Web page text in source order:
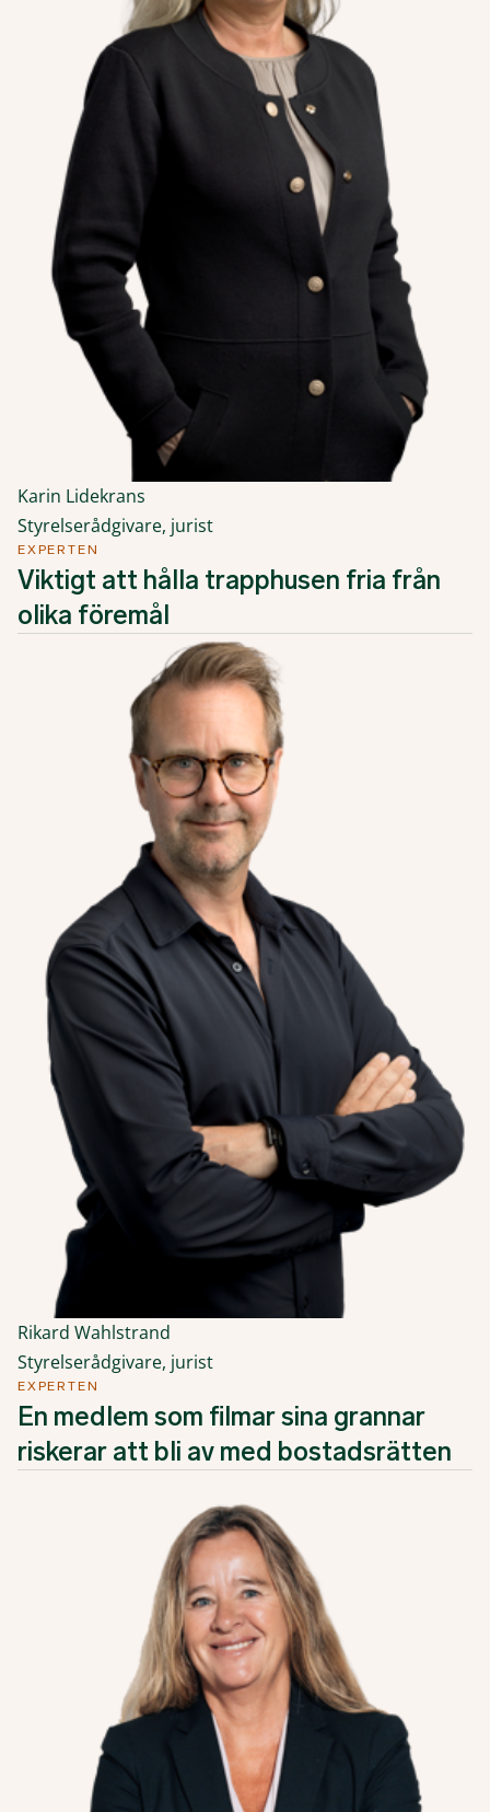
Karin Lidekrans
Styrelserådgivare, jurist
EXPERTEN
Viktigt att hålla trapphusen fria från
olika föremål
Rikard Wahlstrand
Styrelserådgivare, jurist
EXPERTEN
En medlem som filmar sina grannar
riskerar att bli av med bostadsrätten